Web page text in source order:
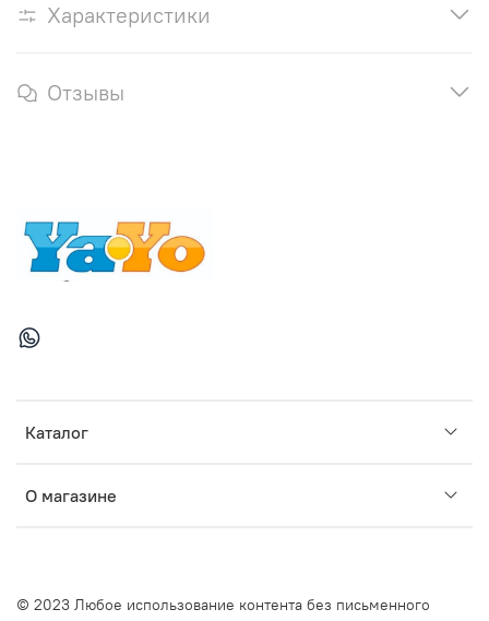
Характеристики
Отзывы
Каталог
О магазине
© 2023 Любое использование контента без письменного